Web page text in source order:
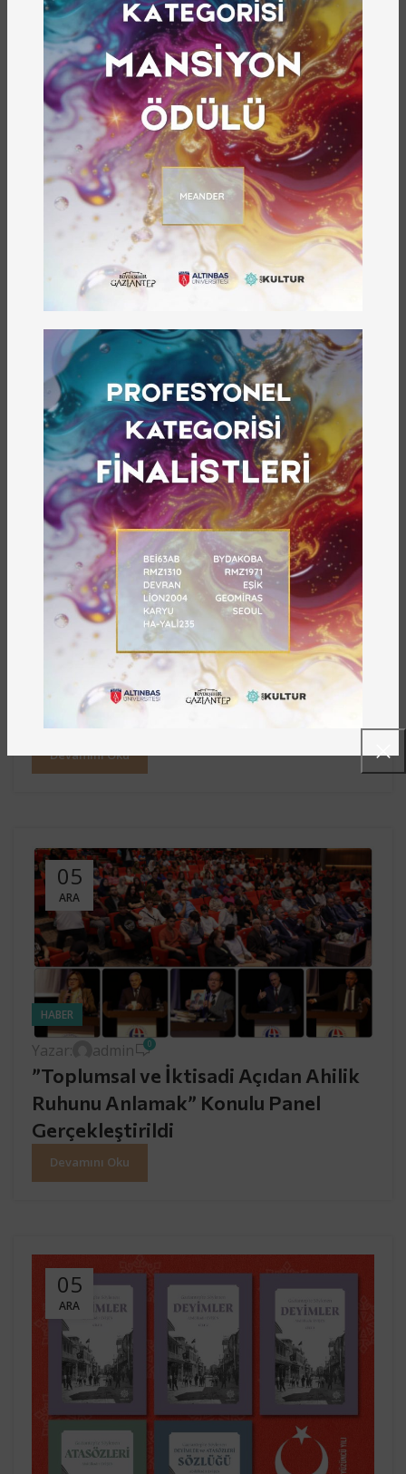
DUYURU, HABER
Yazar: admin 0
Gaziantep Büyükşehir Belediyesi
Gazikültür Yayınlarından
Cumhuriyetimizin 100. Yılına
Armağan 5 Ciltlik Kitap
GAZİANTEP BÜYÜKŞEHİR BELEDİYESİ
GAZİKÜLTÜR YAYINLARINDAN
CUMHURİYETİMİZİN 100. YILINA ARMAĞAN 5
CİLTLİK KİTAP: “GAZİANTEP'TE SÖYLENEN D...
Devamını Oku
05
ARA
DUYURU, HABER
Yazar: admin 0
1. Gaziantep Yemekleri ve Yemek
Kültürü Ulusal Fotoğraf Yarışması
Sonuçlandı
1. Gaziantep Yemekleri ve Yemek Kültürü Ulusal
Fotoğraf Yarışması Sonuçlandı Gaziantep
Büyükşehir Belediyesi Gazikültür ve Gaziantep F...
Devamını Oku
05
ARA
HABER
Yazar: admin 0
”Toplumsal ve İktisadi Açıdan Ahilik
Ruhunu Anlamak” Konulu Panel
Gerçekleştirildi
Devamını Oku
05
ARA